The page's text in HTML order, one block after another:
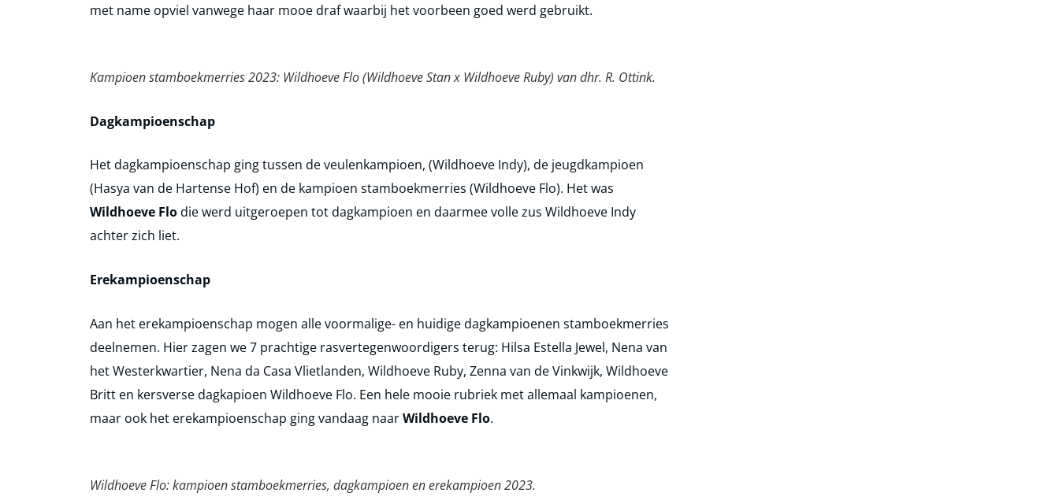
met name opviel vanwege haar mooe draf waarbij het voorbeen goed werd gebruikt.
Kampioen stamboekmerries 2023: Wildhoeve Flo (Wildhoeve Stan x Wildhoeve Ruby) van dhr. R. Ottink.
Dagkampioenschap
Het dagkampioenschap ging tussen de veulenkampioen, (Wildhoeve Indy), de jeugdkampioen
(Hasya van de Hartense Hof) en de kampioen stamboekmerries (Wildhoeve Flo). Het was
Wildhoeve Flodie werd uitgeroepen tot dagkampioen en daarmee volle zus Wildhoeve Indy
achter zich liet.
Erekampioenschap
Aan het erekampioenschap mogen alle voormalige- en huidige dagkampioenen stamboekmerries
deelnemen. Hier zagen we 7 prachtige rasvertegenwoordigers terug: Hilsa Estella Jewel, Nena van
het Westerkwartier, Nena da Casa Vlietlanden, Wildhoeve Ruby, Zenna van de Vinkwijk, Wildhoeve
Britt en kersverse dagkapioen Wildhoeve Flo. Een hele mooie rubriek met allemaal kampioenen,
maar ook het erekampioenschap ging vandaag naarWildhoeve Flo.
Wildhoeve Flo: kampioen stamboekmerries, dagkampioen en erekampioen 2023.